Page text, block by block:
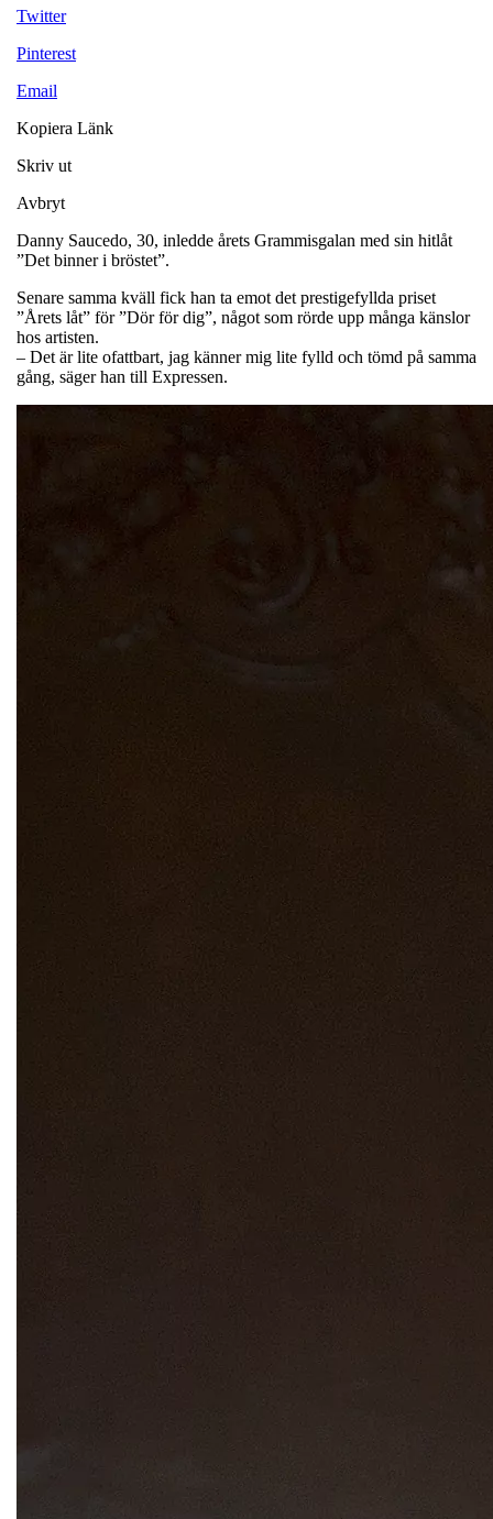
Twitter
Pinterest
Email
Kopiera Länk
Skriv ut
Avbryt
Danny Saucedo, 30, inledde årets Grammisgalan med sin hitlåt
”Det binner i bröstet”.
Senare samma kväll fick han ta emot det prestigefyllda priset
”Årets låt” för ”Dör för dig”, något som rörde upp många känslor
hos artisten.
– Det är lite ofattbart, jag känner mig lite fylld och tömd på samma
gång, säger han till Expressen.